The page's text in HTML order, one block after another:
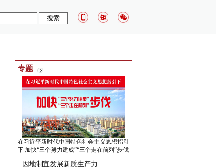
专题
在习近平新时代中国特色社会主义思想指引
下 加快“三个努力建成”“三个走在前列”步伐
因地制宜发展新质生产力